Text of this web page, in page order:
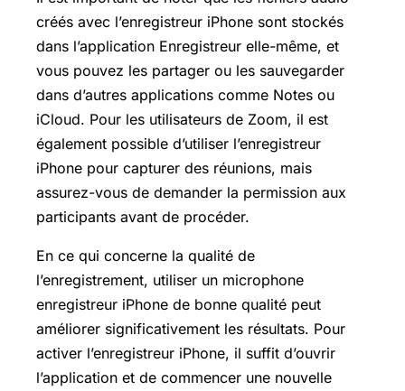
créés avec l’enregistreur iPhone sont stockés
dans l’application Enregistreur elle-même, et
vous pouvez les partager ou les sauvegarder
dans d’autres applications comme Notes ou
iCloud. Pour les utilisateurs de Zoom, il est
également possible d’utiliser l’enregistreur
iPhone pour capturer des réunions, mais
assurez-vous de demander la permission aux
participants avant de procéder.
En ce qui concerne la qualité de
l’enregistrement, utiliser un microphone
enregistreur iPhone de bonne qualité peut
améliorer significativement les résultats. Pour
activer l’enregistreur iPhone, il suffit d’ouvrir
l’application et de commencer une nouvelle